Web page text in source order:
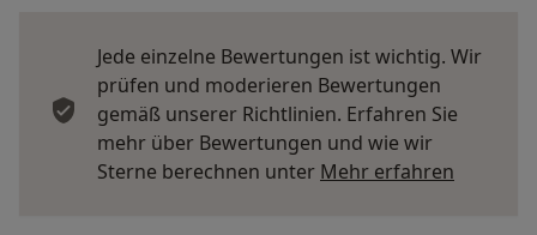
Jede einzelne Bewertungen ist wichtig. Wir
prüfen und moderieren Bewertungen
gemäß unserer Richtlinien. Erfahren Sie
mehr über Bewertungen und wie wir
Sterne berechnen unter Mehr erfahren